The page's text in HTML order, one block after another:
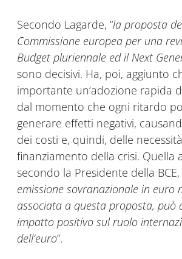
Secondo Lagarde, “la proposta
Commissione europea per una
Budget pluriennale ed il Next
sono decisivi. Ha, poi, aggiunto
importante un’adozione rapida
dal momento che ogni ritardo
generare effetti negativi,
dei costi e, quindi, delle
finanziamento della crisi. Quella
secondo la Presidente della BCE,
emissione sovranazionale in euro
associata a questa proposta, può
impatto positivo sul ruolo
dell’euro”.